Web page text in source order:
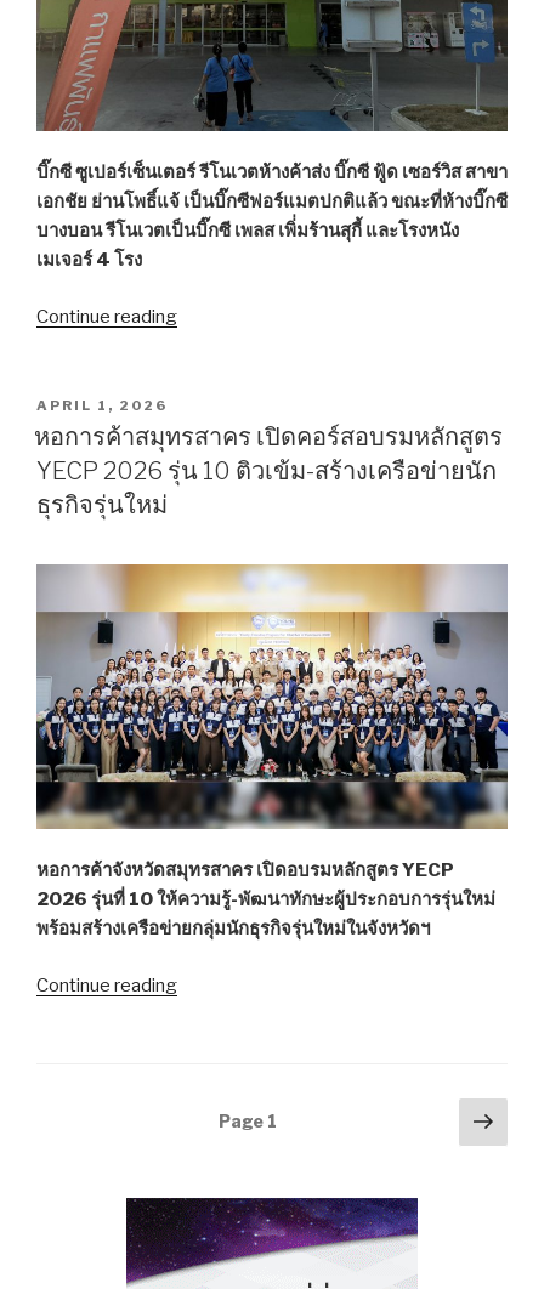
บิ๊กซี ซูเปอร์เซ็นเตอร์ รีโนเวตห้างค้าส่ง บิ๊กซี ฟู้ด เซอร์วิส สาขา
เอกชัย ย่านโพธิ์แจ้ เป็นบิ๊กซีฟอร์แมตปกติแล้ว ขณะที่ห้างบิ๊กซี
บางบอน รีโนเวตเป็นบิ๊กซี เพลส เพิ่่มร้านสุกี้ และโรงหนัง
เมเจอร์ 4 โรง
Continue reading
เวต
สาขา
เอกชัย
สลัด
ฟอร์แมต
ฟู้ด
เซอร์วิส
สาขา
บาง
บอน
ปรับ
โฉม
บิ๊ก
ซี
เพลส”
POSTED
ON
APRIL 1, 2026
หอการค้าสมุทรสาคร เปิดคอร์สอบรมหลักสูตร
YECP 2026 รุ่น 10 ติวเข้ม-สร้างเครือข่ายนัก
ธุรกิจรุ่นใหม่
หอการค้าจังหวัดสมุทรสาคร เปิดอบรมหลักสูตร YECP
2026 รุ่นที่ 10 ให้ความรู้-พัฒนาทักษะผู้ประกอบการรุ่นใหม่
พร้อมสร้างเครือข่ายกลุ่มนักธุรกิจรุ่นใหม่ในจังหวัดฯ
Continue reading
หลักสูตร
รุ่น
10
ติว
Page 1
Next